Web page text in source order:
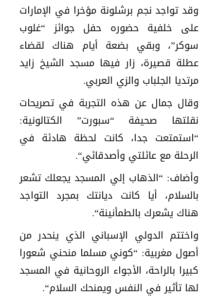
وقد تواجد نجم برشلونة مؤخرا في الإمارات
على خلفية حضوره حفل جوائز “غلوب
سوكر”، وبقي بضعة أيام هناك لقضاء
عطلة قصيرة، زار فيها مسجد الشيخ زايد
مرتديا الجلباب والزي العربي.
وقال جمال عن هذه التجربة في تصريحات
نقلتها صحيفة “سبورت” الكتالونية:
“استمتعت جدا، كانت لحظة هادئة في
الرحلة مع عائلتي وأصدقائي“.
وأضاف: “الذهاب إلي المسجد يجعلك تشعر
بالسلام، أيا كانت ديانتك بمجرد التواجد
هناك يشعرك بالطمأنينة“.
واختتم الدولي الإسباني الذي ينحدر من
أصول مغربية: “كوني مسلما منحني شعورا
كبيرا بالراحة، الأجواء الروحانية في المسجد
لها تأثير في النفس ويمنحك السلام“.